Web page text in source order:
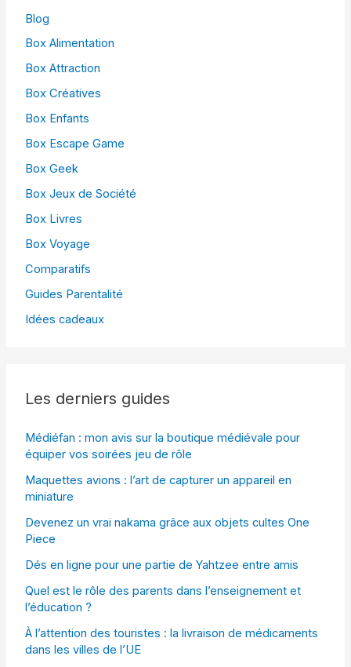
Blog
Box Alimentation
Box Attraction
Box Créatives
Box Enfants
Box Escape Game
Box Geek
Box Jeux de Société
Box Livres
Box Voyage
Comparatifs
Guides Parentalité
Idées cadeaux
Les derniers guides
Médiéfan : mon avis sur la boutique médiévale pour
équiper vos soirées jeu de rôle
Maquettes avions : l’art de capturer un appareil en
miniature
Devenez un vrai nakama grâce aux objets cultes One
Piece
Dés en ligne pour une partie de Yahtzee entre amis
Quel est le rôle des parents dans l’enseignement et
l’éducation ?
À l’attention des touristes : la livraison de médicaments
dans les villes de l’UE